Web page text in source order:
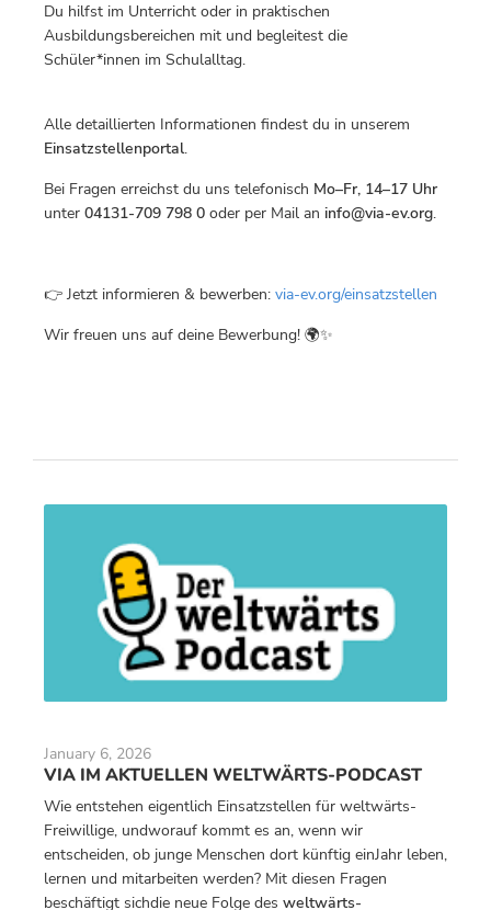
Du hilfst im Unterricht oder in praktischen
Ausbildungsbereichen mit und begleitest die
Schüler*innen im Schulalltag.
Alle detaillierten Informationen findest du in unserem
Einsatzstellenportal.
Bei Fragen erreichst du uns telefonisch Mo–Fr, 14–17 Uhr
unter 04131-709 798 0 oder per Mail an info@via-ev.org.
👉 Jetzt informieren & bewerben: via-ev.org/einsatzstellen
Wir freuen uns auf deine Bewerbung! 🌍✨
January 6, 2026
VIA IM AKTUELLEN WELTWÄRTS-PODCAST
Wie entstehen eigentlich Einsatzstellen für weltwärts-
Freiwillige, undworauf kommt es an, wenn wir
entscheiden, ob junge Menschen dort künftig einJahr leben,
lernen und mitarbeiten werden? Mit diesen Fragen
beschäftigt sichdie neue Folge des weltwärts-